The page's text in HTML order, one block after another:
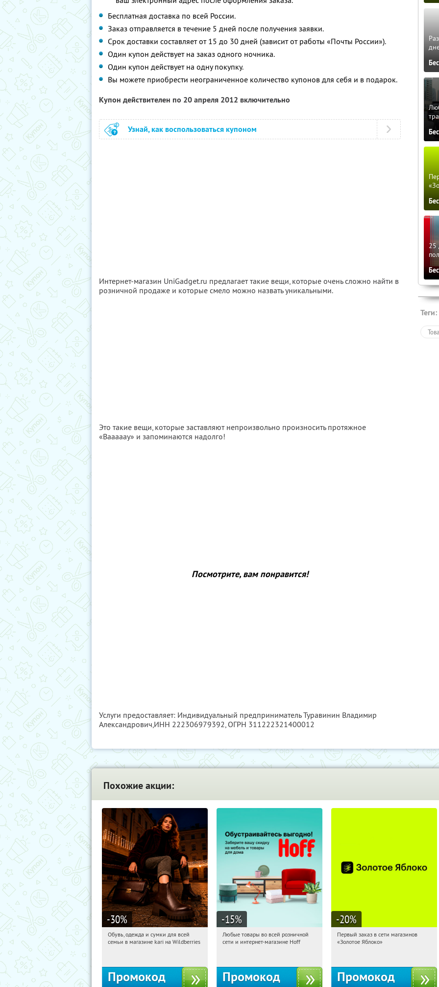
Бесплатная доставка по всей России.
Заказ отправляется в течение 5 дней после получения заявки.
Срок доставки составляет от 15 до 30 дней (зависит от работы «Почты России»).
Один купон действует на заказ одного ночника.
Один купон действует на одну покупку.
Вы можете приобрести неограниченное количество купонов для себя и в подарок.
Купон действителен по 20 апреля 2012 включительно
Узнай, как воспользоваться купоном
Интернет-магазин UniGadget.ru предлагает такие вещи, которые очень сложно найти в
розничной продаже и которые смело можно назвать уникальными.
Это такие вещи, которые заставляют непроизвольно произносить протяжное
«Вааааау» и запоминаются надолго!
Посмотрите, вам понравится!
Услуги предоставляет: Индивидуальный предприниматель Туравинин Владимир
Александрович,ИНН 222306979392, ОГРН 311222321400012
25
Теги:
Похожие акции:
-30%
03:33:16 Получили:
Обувь, одежда и сумки для всей
семьи в магазине kari на Wildberries
Промокод
-15%
03:33:16 Получили:
Любые товары во всей розничной
сети и интернет-магазине Hoff
Промокод
-20%
03:33:16
Получи первым!
Первый заказ в сети магазинов
«Золотое Яблоко»
Промокод